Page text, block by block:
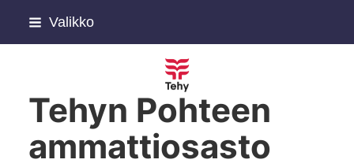
Siirry
Valikko
Tehyn Pohteen
ammattiosasto